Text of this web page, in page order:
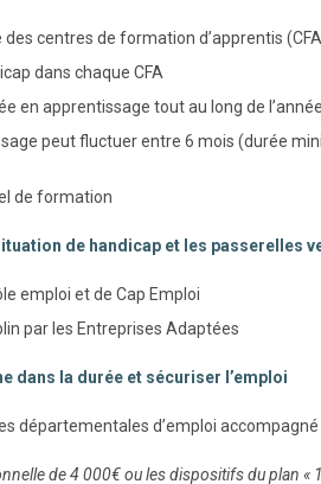
centres de formation d’apprentis
dans chaque CFA
en apprentissage tout au long de
peut fluctuer entre 6 mois (durée
de formation
de handicap et les passerelles
emploi et de Cap Emploi
par les Entreprises Adaptées
dans la durée et sécuriser l’emploi
départementales d’emploi
de 4 000€ ou les dispositifs du plan «